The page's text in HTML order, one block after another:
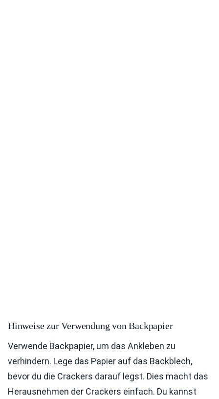
Hinweise zur Verwendung von Backpapier
Verwende Backpapier, um das Ankleben zu
verhindern. Lege das Papier auf das Backblech,
bevor du die Crackers darauf legst. Dies macht das
Herausnehmen der Crackers einfach. Du kannst